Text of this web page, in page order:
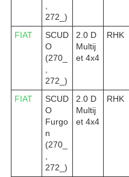
272_)
FIAT
SCUD
O
(270_
272_)
2.0 D
Multij
et 4x4
RHK
FIAT
SCUD
O
Furgo
n
(270_
272_)
2.0 D
Multij
et 4x4
RHK